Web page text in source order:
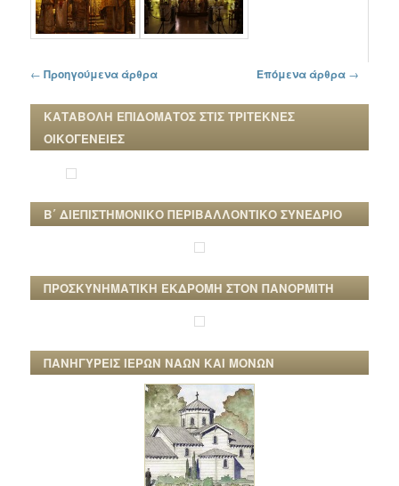
Πλοήγηση στα άρθρα
← Προηγούμενα άρθρα Επόμενα άρθρα →
ΚΑΤΑΒΟΛΗ ΕΠΙΔΟΜΑΤΟΣ ΣΤΙΣ ΤΡΙΤΕΚΝΕΣ
ΟΙΚΟΓΕΝΕΙΕΣ
Β΄ ΔΙΕΠΙΣΤΗΜΟΝΙΚΟ ΠΕΡΙΒΑΛΛΟΝΤΙΚΟ ΣΥΝΕΔΡΙΟ
ΠΡΟΣΚΥΝΗΜΑΤΙΚΗ ΕΚΔΡΟΜΗ ΣΤΟΝ ΠΑΝΟΡΜΙΤΗ
ΠΑΝΗΓΥΡΕΙΣ ΙΕΡΩΝ ΝΑΩΝ ΚΑΙ ΜΟΝΩΝ